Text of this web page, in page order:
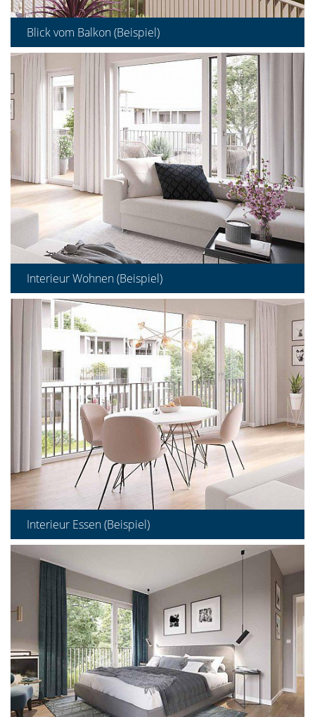
Blick vom Balkon (Beispiel)
Interieur Wohnen (Beispiel)
Interieur Essen (Beispiel)